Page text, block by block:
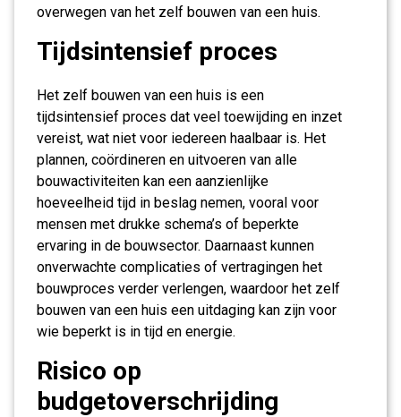
overwegen van het zelf bouwen van een huis.
Tijdsintensief proces
Het zelf bouwen van een huis is een
tijdsintensief proces dat veel toewijding en inzet
vereist, wat niet voor iedereen haalbaar is. Het
plannen, coördineren en uitvoeren van alle
bouwactiviteiten kan een aanzienlijke
hoeveelheid tijd in beslag nemen, vooral voor
mensen met drukke schema’s of beperkte
ervaring in de bouwsector. Daarnaast kunnen
onverwachte complicaties of vertragingen het
bouwproces verder verlengen, waardoor het zelf
bouwen van een huis een uitdaging kan zijn voor
wie beperkt is in tijd en energie.
Risico op
budgetoverschrijding